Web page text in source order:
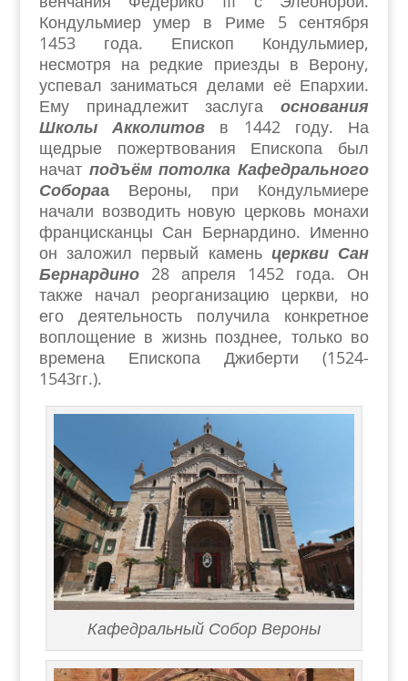
Кондульмиер умер в Риме 5 сентября
1453 года. Епископ Кондульмиер,
несмотря на редкие приезды в Верону,
успевал заниматься делами её Епархии.
Ему принадлежит заслугаоснования
Школы Акколитовв 1442 году. На
щедрые пожертвования Епископа был
начат подъём потолка Кафедрального
СоборааВероны, при Кондульмиере
начали возводить новую церковь монахи
францисканцы Сан Бернардино. Именно
он заложил первый каменьцеркви Сан
Бернардино28 апреля 1452 года. Он
также начал pеорганизацию церкви, но
его деятельность получила конкретное
воплощение в жизнь позднее, только во
времена Епископа Джиберти (1524-
1543гг.).
Кафедральный Собор Вероны